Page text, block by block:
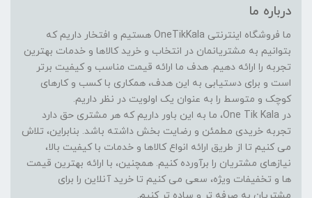
درباره ما
ما فروشگاه اینترنتی OneTikKala هستیم و افتخار داریم که
بتوانیم به مشتریانمان در انتخاب و خرید کالاها و خدمات بهترین
تجربه را ارائه دهیم. هدف ما ارائه قیمت مناسب و کیفیت برتر
است و برای دستیابی به این هدف، همکاری با کسب و کارهای
کوچک و متوسط را به عنوان یک اولویت در نظر داریم.
در One Tik Kala، ما به این باور داریم که هر مشتری حق دارد
تجربه خریدی مطمئن و رضایت بخش داشته باشد. بنابراین، تلاش
می کنیم تا از طریق ارائه انواع کالاها و خدمات با کیفیت بالا،
نیازهای مشتریان را برآورده کنیم. همچنین، با ارائه بهترین قیمت
ها و تخفیفات ویژه، سعی می کنیم تا خرید آنلاین را برای